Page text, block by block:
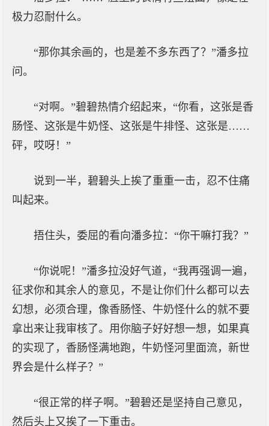
极力忍耐什么。
“那你其余画的，也是差不多东西了？”潘多拉
问。
“对啊。”碧碧热情介绍起来，“你看，这张是香
肠怪、这张是牛奶怪、这张是牛排怪、这张是……
砰，哎呀！”
说到一半，碧碧头上挨了重重一击，忍不住痛
叫起来。
捂住头，委屈的看向潘多拉：“你干嘛打我？”
“你说呢！”潘多拉没好气道，“我再强调一遍，
征求你和其余人的意见，不是让你们什么都可以去
幻想，必须合理，像香肠怪、牛奶怪什么的就不要
拿出来让我审核了。用你脑子好好想一想，如果真
的实现了，香肠怪满地跑，牛奶怪河里面流，新世
界会是什么样子？”
“很正常的样子啊。”碧碧还是坚持自己意见，
然后头上又挨了一下重击。